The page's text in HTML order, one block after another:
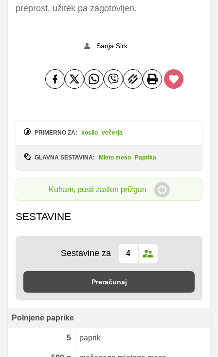
preprost, užitek pa zagotovljen.
Sanja Sirk
PRIMERNO ZA: kosilo večerja
GLAVNA SESTAVINA: Mleto meso Paprika
Kuham, pusti zaslon prižgan
SESTAVINE
Sestavine za
Preračunaj
Polnjene paprike
5 paprik